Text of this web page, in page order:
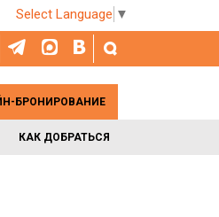
Select Language ▼
КАК ДОБРАТЬСЯ
БРОНИРОВАНИЕ